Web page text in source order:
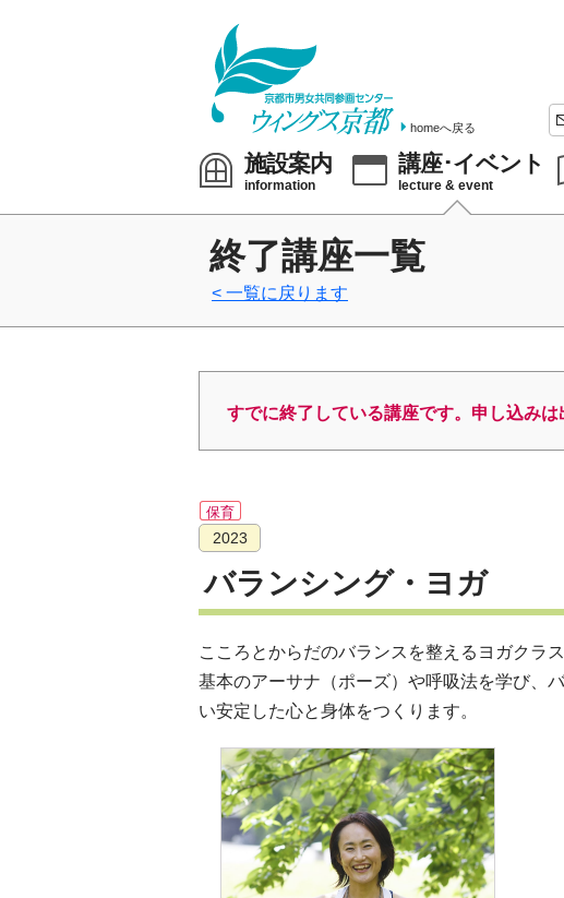
homeへ戻る
施設案内
information
講座･イベント
lecture & event
終了講座一覧
一覧に戻ります
すでに終了している講座です。申し込みは
保育
2023
バランシング・ヨガ
こころとからだのバランスを整えるヨガクラス
基本のアーサナ（ポーズ）や呼吸法を学び、
い安定した心と身体をつくります。